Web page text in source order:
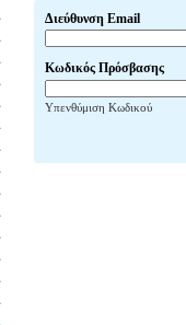
Διεύθυνση Email
Κωδικός Πρόσβασης
Υπενθύμιση Κωδικού